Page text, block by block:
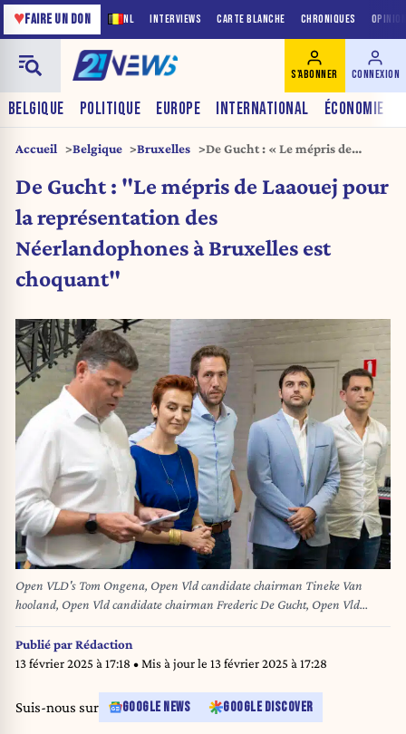
NL INTERVIEWS CARTE BLANCHE CHRONIQUES
♥FAIRE UN DON
BELGIQUE POLITIQUE EUROPE INTERNATIONAL ÉCONOMIE
S'ABONNER CONNEXION
Accueil Belgique Bruxelles
De Gucht : « Le mépris de
des Néerlandophones à
De Gucht : "Le mépris de Laaouej pour
la représentation des
Néerlandophones à Bruxelles est
choquant"
Open VLD's Tom Ongena, Open Vld candidate chairman Tineke Van
hooland, Open Vld candidate chairman Frederic De Gucht, Open Vld
candidate chairman Stefaan Nuytten and Open Vld candidate chairman
Maurits Vande Reyde pictured during the announcement of the results of
the chairman elections of Flemish liberal party Open Vld, in Brussels,
votes, a second round is organised between the two best scoring candidates.
BELGA PHOTO NICOLAS MAETERLINCK
Publié parRédaction
13 février 2025 à 17:18 • Mis à jour le 13 février 2025 à 17:28
Suis-nous sur GOOGLE NEWS GOOGLE DISCOVER